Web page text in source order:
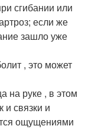
сгибании или
если же
зашло уже
, это может
на руке , в этом
и связки и
ощущениями